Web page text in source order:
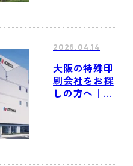
2026.04.14
大阪の特殊印
刷会社をお探
しの方へ｜ヤ